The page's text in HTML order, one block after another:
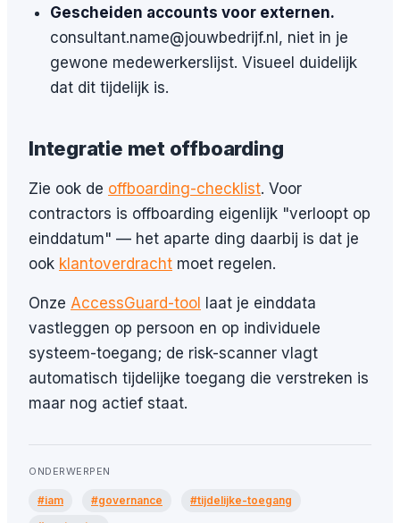
Gescheiden accounts voor externen.
consultant.name@jouwbedrijf.nl, niet in je
gewone medewerkerslijst. Visueel duidelijk
dat dit tijdelijk is.
Integratie met offboarding
Zie ook de offboarding-checklist. Voor
contractors is offboarding eigenlijk "verloopt op
einddatum" — het aparte ding daarbij is dat je
ook klantoverdracht moet regelen.
Onze AccessGuard-tool
laat je einddata
vastleggen op persoon en op individuele
systeem-toegang; de risk-scanner vlagt
automatisch tijdelijke toegang die verstreken is
maar nog actief staat.
ONDERWERPEN
#iam #governance
#tijdelijke-toegang